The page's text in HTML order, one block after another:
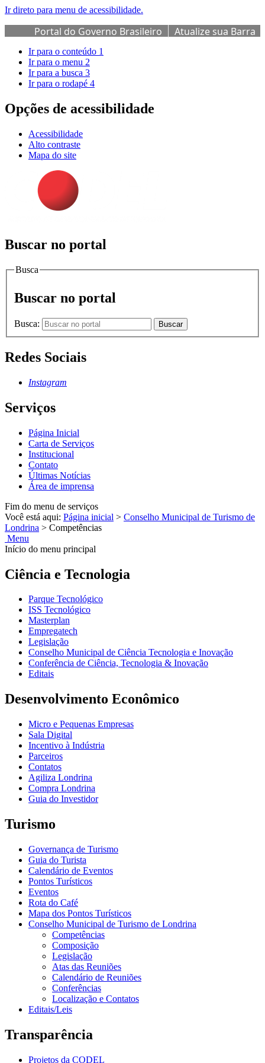
Ir direto para menu de acessibilidade.
Portal do Governo Brasileiro
Atualize sua Barra
de Governo
Ir para o conteúdo 1
Ir para o menu 2
Ir para a busca 3
Ir para o rodapé 4
Opções de acessibilidade
Acessibilidade
Alto contraste
Mapa do site
Buscar no portal
Busca
Buscar no portal
Busca: Buscar
Redes Sociais
Instagram
Serviços
Página Inicial
Carta de Serviços
Institucional
Contato
Últimas Notícias
Área de imprensa
Fim do menu de serviços
Você está aqui: Página inicial > Conselho Municipal de Turismo de
Londrina > Competências
Menu
Início do menu principal
Ciência e Tecnologia
Parque Tecnológico
ISS Tecnológico
Masterplan
Empregatech
Legislação
Conselho Municipal de Ciência Tecnologia e Inovação
Conferência de Ciência, Tecnologia & Inovação
Editais
Desenvolvimento Econômico
Micro e Pequenas Empresas
Sala Digital
Incentivo à Indústria
Parceiros
Contatos
Agiliza Londrina
Compra Londrina
Guia do Investidor
Turismo
Governança de Turismo
Guia do Turista
Calendário de Eventos
Pontos Turísticos
Eventos
Rota do Café
Mapa dos Pontos Turísticos
Conselho Municipal de Turismo de Londrina
Competências
Composição
Legislação
Atas das Reuniões
Calendário de Reuniões
Conferências
Localização e Contatos
Editais/Leis
Transparência
Projetos da CODEL